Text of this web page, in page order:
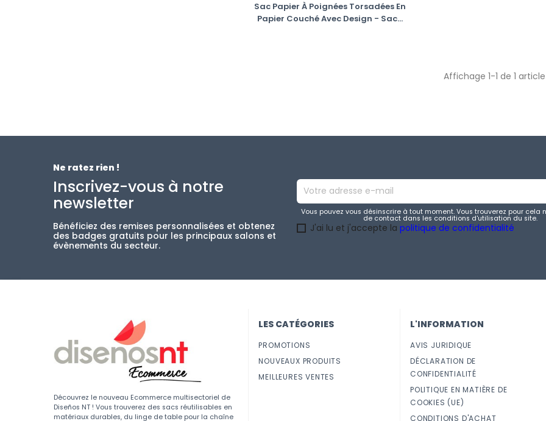
Sac Papier À Poignées Torsadées En
Papier Couché Avec Design - Sac...
Affichage 1-1 de 1
Ne ratez rien !
Inscrivez-vous à notre
newsletter
Bénéficiez des remises personnalisées et obtenez
des badges gratuits pour les principaux salons et
évènements du secteur.
Vous pouvez vous désinscrire à tout moment. Vous trouverez pour cela
de contact dans les conditions d'utilisation du site.
J'ai lu et j'accepte la politique de confidentialité
Découvrez le nouveau Ecommerce multisectoriel de
Diseños NT ! Vous trouverez des sacs réutilisables en
matériaux durables, du linge de table pour la chaîne
LES CATÉGORIES
PROMOTIONS
NOUVEAUX PRODUITS
MEILLEURES VENTES
L'INFORMATION
AVIS JURIDIQUE
DÉCLARATION DE
CONFIDENTIALITÉ
POLITIQUE EN MATIÈRE DE
COOKIES (UE)
CONDITIONS D'ACHAT